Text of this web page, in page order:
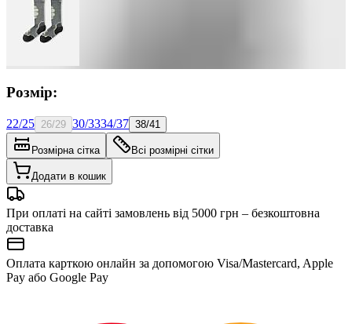
Розмір:
22/25 26/29 30/3334/37 38/41
Розмірна сітка Всі розмірні сітки
Додати в кошик
При оплаті на сайті замовлень від 5000 грн – безкоштовна
доставка
Оплата карткою онлайн за допомогою Visa/Mastercard, Apple
Pay або Google Pay